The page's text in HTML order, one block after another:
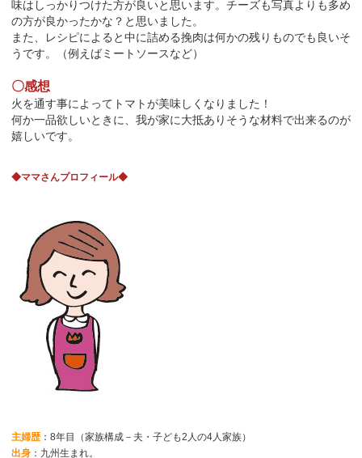
味はしっかりつけた方が良いと思います。チーズも写真よりも多め
の方が良かったかな？と思いました。
また、レシピによると中に詰める挽肉は何かの残りものでも良いそ
うです。（例えばミートソースなど）
〇感想
火を通す事によってトマトが美味しくなりました！
何か一品欲しいときに、我が家に大抵ありそうな材料で出来るのが
嬉しいです。
◆ママさんプロフィール◆
主婦歴 ：8年目（家族構成－夫・子ども2人の4人家族）
出身 ：九州生まれ。